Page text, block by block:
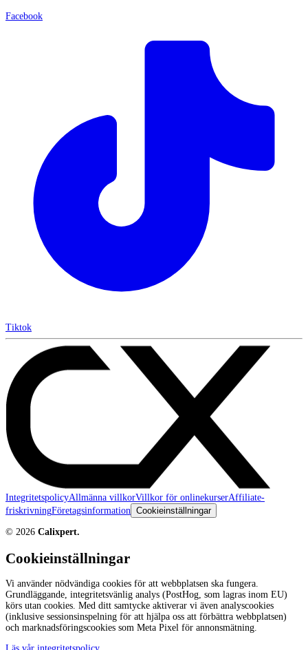
Facebook
Tiktok
IntegritetspolicyAllmänna villkorVillkor för onlinekurserAffiliate-
friskrivningFöretagsinformation Cookieinställningar
© 2026 Calixpert.
Cookieinställningar
Vi använder nödvändiga cookies för att webbplatsen ska fungera.
Grundläggande, integritetsvänlig analys (PostHog, som lagras inom EU)
körs utan cookies. Med ditt samtycke aktiverar vi även analyscookies
(inklusive sessionsinspelning för att hjälpa oss att förbättra webbplatsen)
och marknadsföringscookies som Meta Pixel för annonsmätning.